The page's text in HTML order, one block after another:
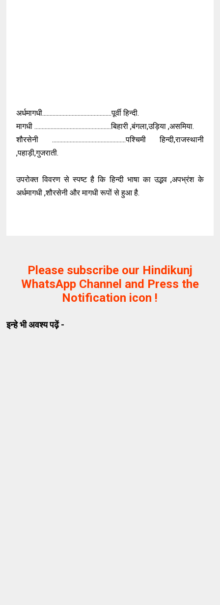
अर्धमागधी...............................................पूर्वी हिन्दी.
मागधी ....................................................बिहारी ,बंगला,उड़िया ,असमिया.
शौरसेनी ..................................................पश्चिमी हिन्दी,राजस्थानी
,पहाड़ी,गुजराती.
उपरोक्त विवरण से स्पष्ट है कि हिन्दी भाषा का उद्भव ,अपभ्रंश के
अर्धमागधी ,शौरसेनी और मागधी रूपों से हुआ है.
Please subscribe our Hindikunj
WhatsApp Channel and Press the
Notification icon !
इन्हे भी अवश्य पढ़ें -